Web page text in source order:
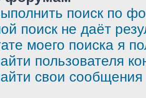
поиск по
поиск не даёт
моего поиска я
пользователя
свои